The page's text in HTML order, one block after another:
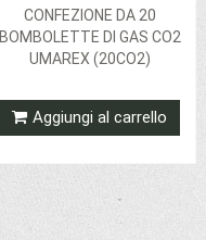
CONFEZIONE DA 20
BOMBOLETTE DI GAS CO2
UMAREX (20CO2)
Aggiungi al carrello